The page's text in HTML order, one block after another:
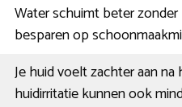
Water schuimt beter
besparen op
Je huid voelt zachter aan
huidirritatie kunnen ook